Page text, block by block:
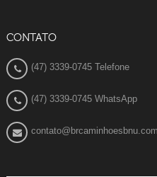
CONTATO
(47) 3339-0745 Telefone
(47) 3339-0745 WhatsApp